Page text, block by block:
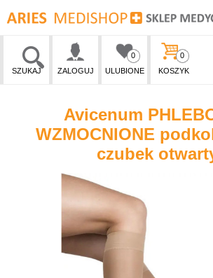
SZUKAJ ZALOGUJ ULUBIONE
0
KOSZYK
0
Avicenum
WZMOCNIONE
czubek